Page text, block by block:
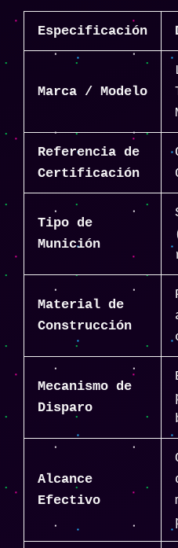
Especificación
Marca / Modelo
Referencia de
Certificación
Tipo de
Munición
Material de
Construcción
Mecanismo de
Disparo
Alcance
Efectivo